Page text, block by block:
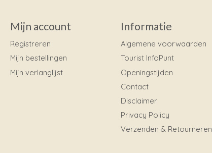
Mijn account
Registreren
Mijn bestellingen
Mijn verlanglijst
Informatie
Algemene voorwaarden
Tourist InfoPunt
Openingstijden
Contact
Disclaimer
Privacy Policy
Verzenden & Retourneren